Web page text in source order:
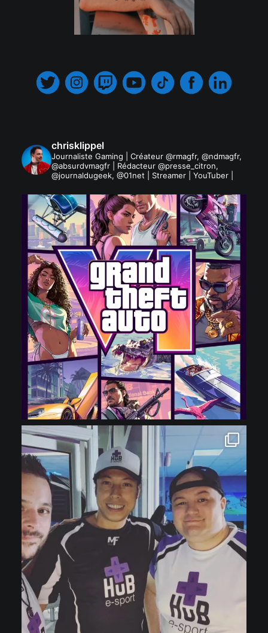
chrisklippel
Journaliste Gaming | Créateur @rmagfr, @ndmagfr,
@absurdvmagfr | Rédacteur @presse_citron,
@journaldugeek, @01net | Streamer | YouTuber |